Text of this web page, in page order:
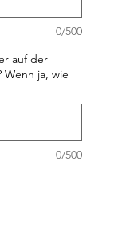
0/500
auf der
Wenn ja, wie
0/500